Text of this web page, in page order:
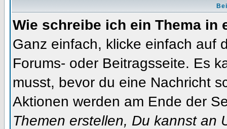
Wie schreibe ich ein Thema in
Ganz einfach, klicke einfach auf
Forums- oder Beitragsseite. Es
musst, bevor du eine Nachricht
Aktionen werden am Ende der
Themen erstellen, Du kannst an